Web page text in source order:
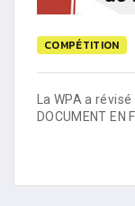
COMPÉTITION
La WPA a
DOCUMENT EN